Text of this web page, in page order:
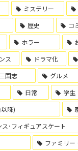
ミステリー
歴史
コ
ホラー
ス
ドラマ化
国志
グルメ
日常 学生
降)
･フィギュアスケート
ファミリー